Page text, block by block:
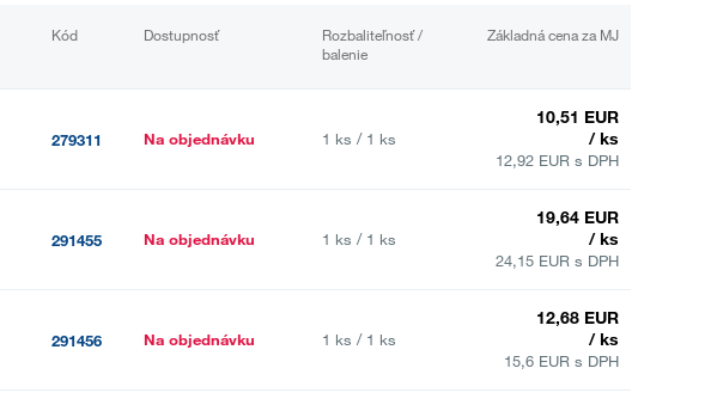
Kód Dostupnosť
Rozbaliteľnosť /
balenie
Základná cena za MJ
279311 Na objednávku 1 ks / 1 ks
10,51 EUR
/ ks
12,92 EUR s DPH
291455 Na objednávku 1 ks / 1 ks
19,64 EUR
/ ks
24,15 EUR s DPH
291456 Na objednávku 1 ks / 1 ks
12,68 EUR
/ ks
15,6 EUR s DPH